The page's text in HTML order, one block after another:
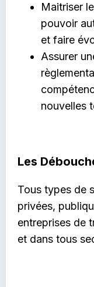
Maitriser
pouvoir
et faire
Assurer
nouvelles
Les
Tous types de
privées,
entreprises de
et dans tous